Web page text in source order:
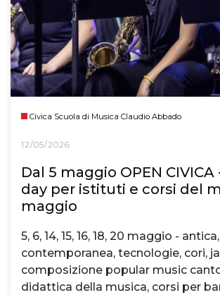
Civica Scuola di Musica Claudio Abbado
12/05/2026
Dal 5 maggio OPEN CIVICA
day per istituti e corsi del
maggio
5, 6, 14, 15, 16, 18, 20 maggio -
contemporanea, tecnologie, cori,
composizione popular music
didattica della musica, corsi per